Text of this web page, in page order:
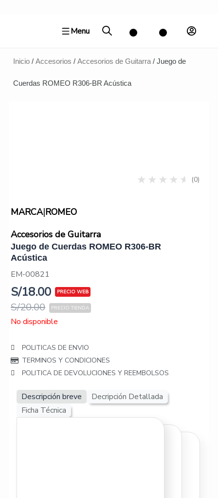
Menu
Inicio/ Accesorios / Accesorios de Guitarra/ Juego de
Cuerdas ROMEO R306-BR Acústica
(0)
MARCA|ROMEO
Accesorios de Guitarra
Juego de Cuerdas ROMEO R306-BR
Acústica
EM-00821
S/20.00
S/18.00
No disponible
POLITICAS DE ENVIO
TERMINOS Y CONDICIONES
POLITICA DE DEVOLUCIONES Y REEMBOLSOS
Descripción breve
Decripción Detallada
Ficha Técnica